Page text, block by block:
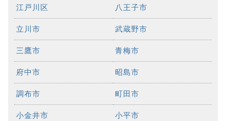
江戸川区 八王子市
立川市 武蔵野市
三鷹市 青梅市
府中市 昭島市
調布市 町田市
小金井市 小平市